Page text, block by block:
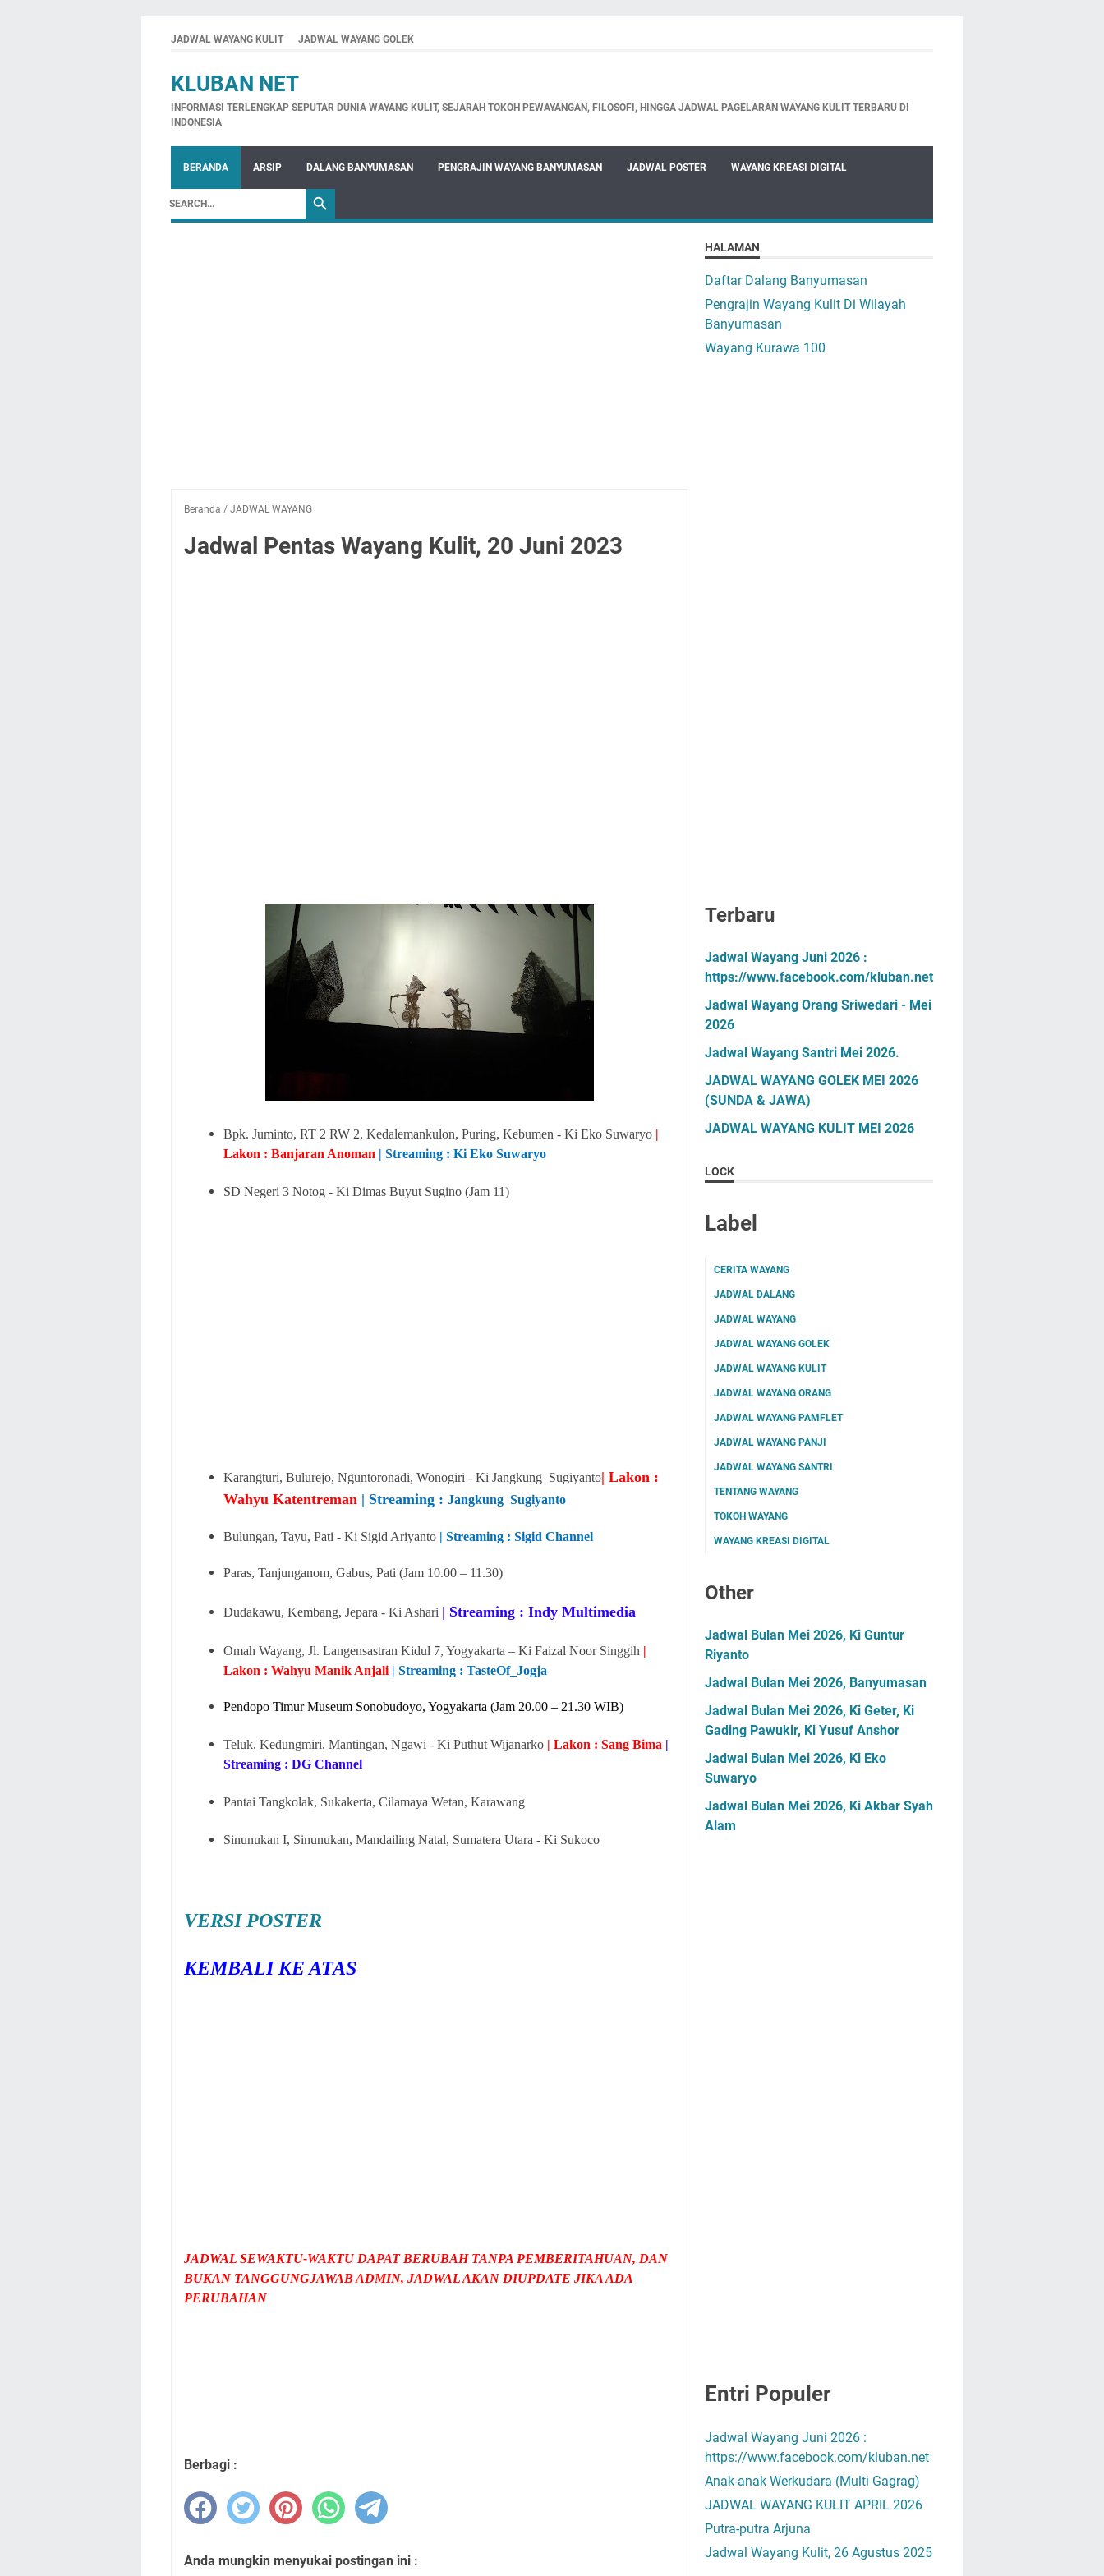
JADWAL WAYANG KULIT JADWAL WAYANG GOLEK
KLUBAN NET
INFORMASI TERLENGKAP SEPUTAR DUNIA WAYANG KULIT, SEJARAH TOKOH PEWAYANGAN, FILOSOFI, HINGGA JADWAL PAGELARAN WAYANG KULIT TERBARU DI
INDONESIA
BERANDA ARSIP DALANG BANYUMASAN PENGRAJIN WAYANG BANYUMASAN JADWAL POSTER WAYANG KREASI DIGITAL
Beranda / JADWAL WAYANG
Jadwal Pentas Wayang Kulit, 20 Juni 2023
Bpk. Juminto, RT 2 RW 2, Kedalemankulon, Puring, Kebumen - Ki Eko Suwaryo |
Lakon : Banjaran Anoman | Streaming : Ki Eko Suwaryo
SD Negeri 3 Notog - Ki Dimas Buyut Sugino (Jam 11)
Karangturi, Bulurejo, Nguntoronadi, Wonogiri - Ki Jangkung Sugiyanto| Lakon :
Wahyu Katentreman | Streaming : Jangkung Sugiyanto
Bulungan, Tayu, Pati - Ki Sigid Ariyanto | Streaming : Sigid Channel
Paras, Tanjunganom, Gabus, Pati (Jam 10.00 – 11.30)
Dudakawu, Kembang, Jepara - Ki Ashari | Streaming : Indy Multimedia
Omah Wayang, Jl. Langensastran Kidul 7, Yogyakarta – Ki Faizal Noor Singgih |
Lakon : Wahyu Manik Anjali | Streaming : TasteOf_Jogja
Pendopo Timur Museum Sonobudoyo, Yogyakarta (Jam 20.00 – 21.30 WIB)
Teluk, Kedungmiri, Mantingan, Ngawi - Ki Puthut Wijanarko | Lakon : Sang Bima |
Streaming : DG Channel
Pantai Tangkolak, Sukakerta, Cilamaya Wetan, Karawang
Sinunukan I, Sinunukan, Mandailing Natal, Sumatera Utara - Ki Sukoco
VERSI POSTER
KEMBALI KE ATAS
JADWAL SEWAKTU-WAKTU DAPAT BERUBAH TANPA PEMBERITAHUAN, DAN
BUKAN TANGGUNGJAWAB ADMIN, JADWAL AKAN DIUPDATE JIKA ADA
PERUBAHAN
Berbagi :
Anda mungkin menyukai postingan ini :
HALAMAN
Daftar Dalang Banyumasan
Pengrajin Wayang Kulit Di Wilayah
Banyumasan
Wayang Kurawa 100
Terbaru
Jadwal Wayang Juni 2026 :
https://www.facebook.com/kluban.net
Jadwal Wayang Orang Sriwedari - Mei
2026
Jadwal Wayang Santri Mei 2026.
JADWAL WAYANG GOLEK MEI 2026
(SUNDA & JAWA)
JADWAL WAYANG KULIT MEI 2026
LOCK
Label
CERITA WAYANG
JADWAL DALANG
JADWAL WAYANG
JADWAL WAYANG GOLEK
JADWAL WAYANG KULIT
JADWAL WAYANG ORANG
JADWAL WAYANG PAMFLET
JADWAL WAYANG PANJI
JADWAL WAYANG SANTRI
TENTANG WAYANG
TOKOH WAYANG
WAYANG KREASI DIGITAL
Other
Jadwal Bulan Mei 2026, Ki Guntur
Riyanto
Jadwal Bulan Mei 2026, Banyumasan
Jadwal Bulan Mei 2026, Ki Geter, Ki
Gading Pawukir, Ki Yusuf Anshor
Jadwal Bulan Mei 2026, Ki Eko
Suwaryo
Jadwal Bulan Mei 2026, Ki Akbar Syah
Alam
Entri Populer
Jadwal Wayang Juni 2026 :
https://www.facebook.com/kluban.net
Anak-anak Werkudara (Multi Gagrag)
JADWAL WAYANG KULIT APRIL 2026
Putra-putra Arjuna
Jadwal Wayang Kulit, 26 Agustus 2025